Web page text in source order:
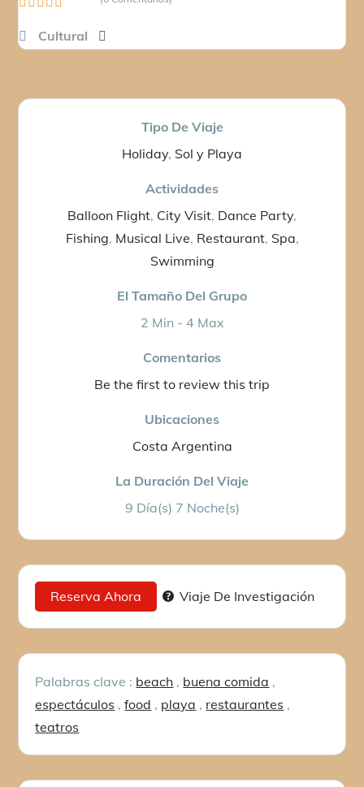
o
u
f
Cultural
Tipo De Viaje
Holiday, Sol y Playa
Actividades
Balloon Flight, City Visit, Dance Party,
Fishing, Musical Live, Restaurant, Spa,
Swimming
El Tamaño Del Grupo
2 Min - 4 Max
Comentarios
Be the first to review this trip
Ubicaciones
Costa Argentina
La Duración Del Viaje
9 Día(s) 7 Noche(s)
Reserva Ahora Viaje De Investigación
Palabras clave : beach , buena comida ,
espectáculos ,food , playa , restaurantes ,
teatros